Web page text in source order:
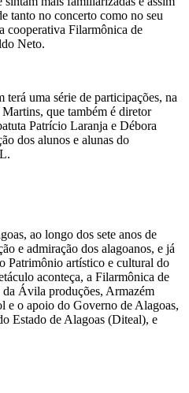
tanto no concerto como no seu
cooperativa Filarmônica de
Neto.
terá uma série de participações, na
que também é diretor
Patrício Laranja e Débora
dos alunos e alunas do
ao longo dos sete anos de
e admiração dos alagoanos, e já
Patrimônio artístico e cultural do
aconteça, a Filarmônica de
Ávila produções, Armazém
e o apoio do Governo de Alagoas,
Estado de Alagoas (Diteal), e